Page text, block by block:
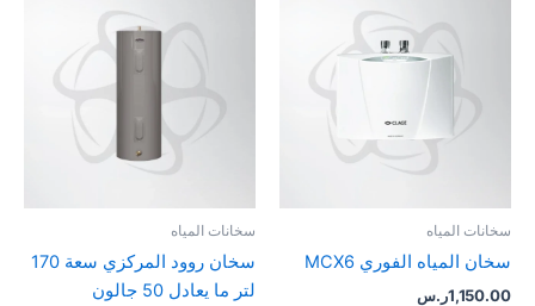
سخانات المياه
سخان المياه الفوري MCX6
1,150.00ر.س
سخانات المياه
سخان روود المركزي سعة 170
لتر ما يعادل 50 جالون